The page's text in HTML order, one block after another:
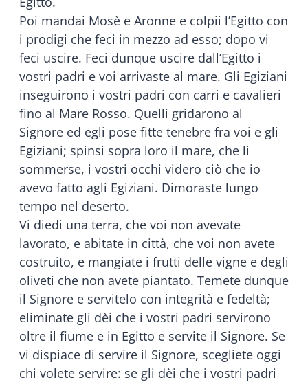
Poi mandai Mosè e Aronne e colpii l’Egitto con
i prodigi che feci in mezzo ad esso; dopo vi
feci uscire. Feci dunque uscire dall’Egitto i
vostri padri e voi arrivaste al mare. Gli Egiziani
inseguirono i vostri padri con carri e cavalieri
fino al Mare Rosso. Quelli gridarono al
Signore ed egli pose fitte tenebre fra voi e gli
Egiziani; spinsi sopra loro il mare, che li
sommerse, i vostri occhi videro ciò che io
avevo fatto agli Egiziani. Dimoraste lungo
tempo nel deserto.
Vi diedi una terra, che voi non avevate
lavorato, e abitate in città, che voi non avete
costruito, e mangiate i frutti delle vigne e degli
oliveti che non avete piantato. Temete dunque
il Signore e servitelo con integrità e fedeltà;
eliminate gli dèi che i vostri padri servirono
oltre il fiume e in Egitto e servite il Signore. Se
vi dispiace di servire il Signore, scegliete oggi
chi volete servire: se gli dèi che i vostri padri